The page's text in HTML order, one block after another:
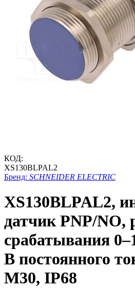
КОД:
XS130BLPAL2
Бренд: SCHNEIDER ELECTRIC
XS130BLPAL2,
датчик PNP/NO,
срабатывания
В постоянного
М30, IP68